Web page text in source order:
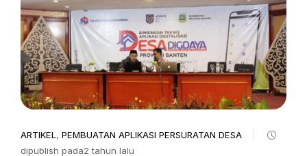
ARTIKEL , PEMBUATAN APLIKASI PERSURATAN DESA
dipublish pada2 tahun lalu